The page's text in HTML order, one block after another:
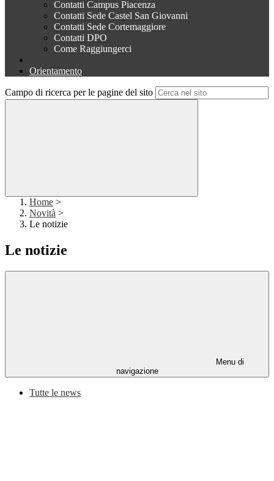
Contatti Campus Piacenza
Contatti Sede Castel San Giovanni
Contatti Sede Cortemaggiore
Contatti DPO
Come Raggiungerci
Orientamento
Campo di ricerca per le pagine del sito
Home >
Novità >
Le notizie
Le notizie
Menu di
navigazione
Tutte le news